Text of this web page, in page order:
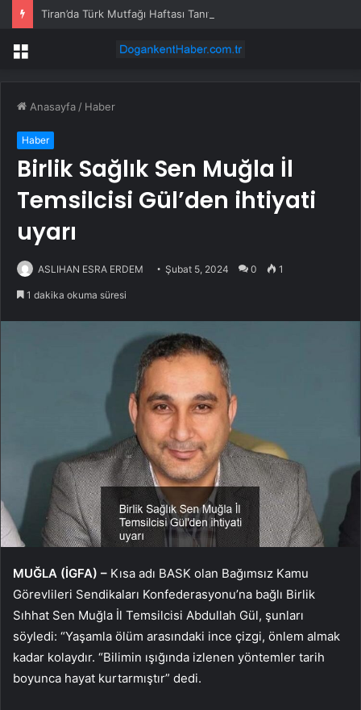
Tiran’da Türk Mutfağı Haftası Tanıtımı
Menü
Anasayfa / Haber
Haber
Birlik Sağlık Sen Muğla İl
Temsilcisi Gül’den ihtiyati
uyarı
ASLIHAN ESRA ERDEM Şubat 5, 2024 0 1
1 dakika okuma süresi
MUĞLA (İGFA) – Kısa adı BASK olan Bağımsız Kamu
Görevlileri Sendikaları Konfederasyonu’na bağlı Birlik
Sıhhat Sen Muğla İl Temsilcisi Abdullah Gül, şunları
söyledi: “Yaşamla ölüm arasındaki ince çizgi, önlem almak
kadar kolaydır. “Bilimin ışığında izlenen yöntemler tarih
boyunca hayat kurtarmıştır” dedi.